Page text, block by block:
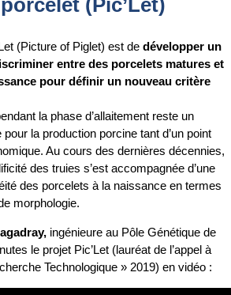
(Pic’Let)
(Picture of Piglet) est de développer un
entre des porcelets matures et
pour définir un nouveau critère
la phase d’allaitement reste un
la production porcine tant d’un point
Au cours des dernières décennies,
des truies s’est accompagnée d’une
des porcelets à la naissance en termes
morphologie.
ingénieure au Pôle Génétique de
le projet Pic’Let (lauréat de l’appel à
Technologique » 2019) en vidéo :